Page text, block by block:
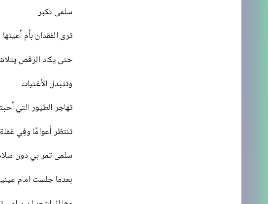
سلمى تكبر
ترى الفقدان بأم أعينها
حتى يكاد الرقص
وتتبدل الأغنيات
تهاجر الطيور التي
تنتظر أعوامًا وفِي
سلمى تمر بي دون
بعدما جلست امام